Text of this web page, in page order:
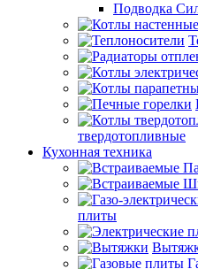
Подводка
твердотопливные
Кухонная техника
плиты